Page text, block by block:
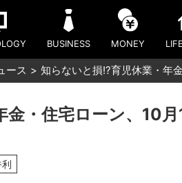
BUSINESS MONEY
ース 知らないと損!?育児休業・年
・住宅ローン、10